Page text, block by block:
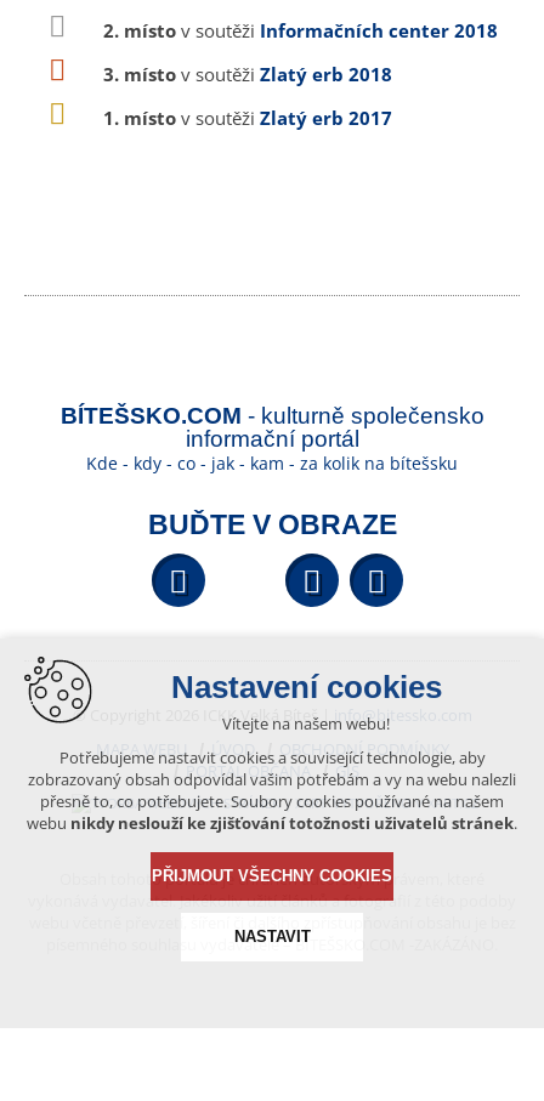
2. místo v soutěži Informačních center 2018
3. místo v soutěži Zlatý erb 2018
1. místo v soutěži Zlatý erb 2017
BÍTEŠSKO.COM - kulturně společensko
informační portál
Kde - kdy - co - jak - kam - za kolik na bítešsku
BUĎTE V OBRAZE
Facebook YouTube
© Copyright 2026 ICKK Velká Bíteš |
info@bitessko.com
MAPA WEBU
ÚVOD
OBCHODNÍ PODMÍNKY
PORTÁL OBČANA
GIS
VYTVOŘENO V XART.CZ
Obsah tohoto portálu je chráněn autorským právem, které
vykonává vydavatel. Jakékoliv užití článků a fotografií z této podoby
písemného souhlasu vydavatele – BÍTEŠSKO.COM -ZAKÁZÁNO.
Nastavení cookies
Vítejte na našem webu!
Potřebujeme nastavit cookies a související technologie, aby
zobrazovaný obsah odpovídal vašim potřebám a vy na webu nalezli
přesně to, co potřebujete. Soubory cookies používané na našem
webu nikdy neslouží ke zjišťování totožnosti uživatelů stránek.
PŘIJMOUT VŠECHNY COOKIES
NASTAVIT